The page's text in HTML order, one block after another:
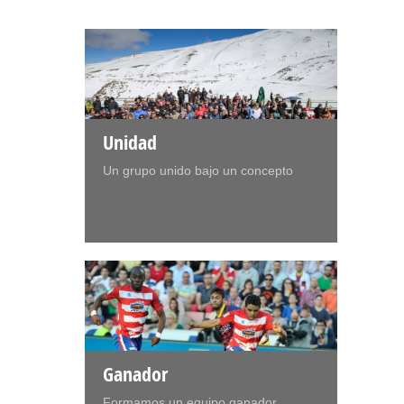
Unidad
Un grupo unido bajo un concepto
Ganador